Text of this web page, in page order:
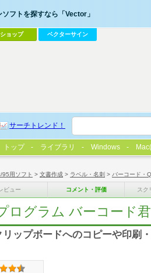
95用ソフト > 文書作成 > ラベル・名刺 > バーコード・
ビュー コメント・評価 スク
ログラム バーコード君
ップボードへのコピーや印刷
ソフトを探すなら「Vector」
ョップ ベクターサイン
サーチトレンド！
トップ ライブラリ Windows